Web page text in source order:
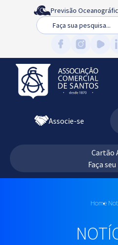
Previsão
Busca
Associe-se
Cartão
Faça
Home